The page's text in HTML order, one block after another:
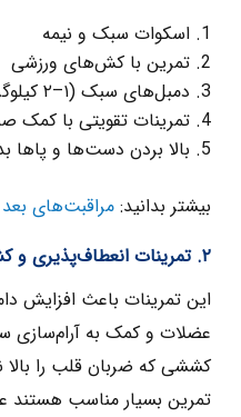
اسکوات سبک و نیمه
تمرین با کش‌های ورزشی
دمبل‌های سبک (۱–۲ کیلوگرم)
تمرینات تقویتی با کمک
بالا بردن دست‌ها و پاها
بیشتر بدانید: مراقبت‌های
۲. تمرینات انعطاف‌پذیری و کششی:
این تمرینات باعث افزایش
عضلات و کمک به
کششی که ضربان قلب را بالا
تمرین بسیار مناسب هستند